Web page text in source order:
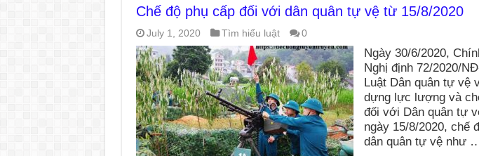
Chế độ phụ cấp đối với dân quân tự vệ từ 15/8/2020
July 1, 2020 Tìm hiểu luật 0
Ngày 30/6/2020,
Nghị định 72/2020/
Luật Dân quân tự vệ
dựng lực lượng và
đối với Dân quân tự
ngày 15/8/2020, chế
dân quân tự vệ như